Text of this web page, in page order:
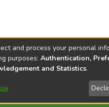
and process your personal
purposes: Authentication,
and Statistics.